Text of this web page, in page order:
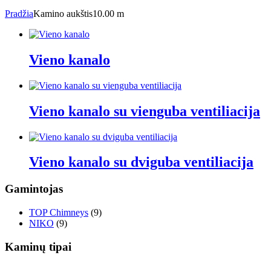
PradžiaKamino aukštis10.00 m
Vieno kanalo
Vieno kanalo su vienguba ventiliacija
Vieno kanalo su dviguba ventiliacija
Gamintojas
TOP Chimneys (9)
NIKO (9)
Kaminų tipai